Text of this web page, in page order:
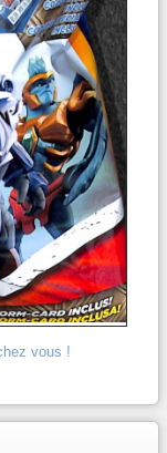
vous !